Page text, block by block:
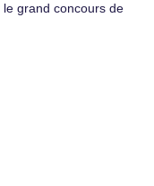
grand concours de